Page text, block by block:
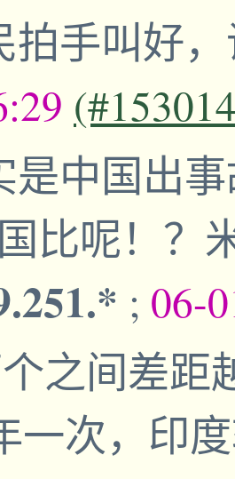
拍手叫好
是中国出
比呢！？
; 06-
之间差距
一次，印